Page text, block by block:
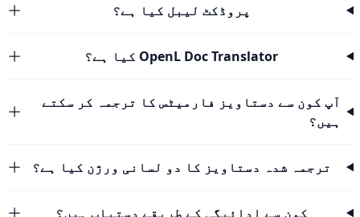
پروڈکٹ لیبل کیا ہے؟
OpenL Doc Translator کیا ہے؟
آپ کون سے دستاویز فارمیٹس کا ترجمہ کر سکتے
ہیں؟
ترجمہ شدہ دستاویز کا دو لسانی ورژن کیا ہے؟
کون سے ادائیگی کے طریقے دستیاب ہیں؟